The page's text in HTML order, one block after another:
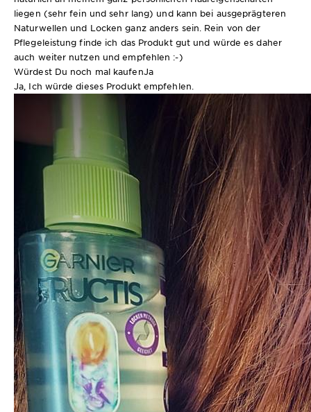
liegen (sehr fein und sehr lang) und kann bei ausgeprägteren
Naturwellen und Locken ganz anders sein. Rein von der
Pflegeleistung finde ich das Produkt gut und würde es daher
auch weiter nutzen und empfehlen :-)
Würdest Du noch mal kaufenJa
Ja, Ich würde dieses Produkt empfehlen.